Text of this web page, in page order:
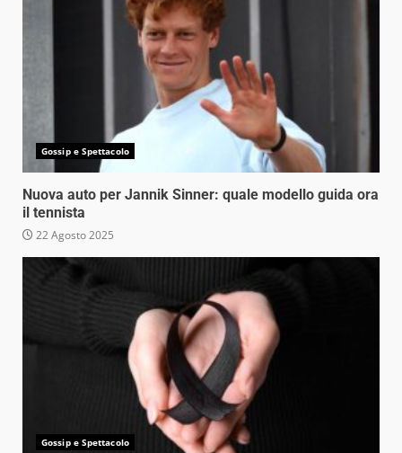
Gossip e Spettacolo
Nuova auto per Jannik Sinner: quale modello guida ora
il tennista
22 Agosto 2025
Gossip e Spettacolo